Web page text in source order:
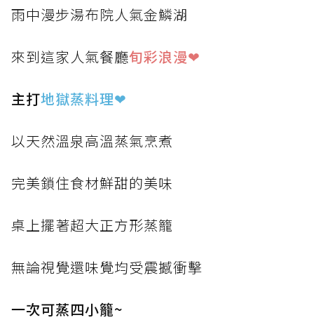
雨中漫步湯布院人氣金鱗湖
來到這家人氣餐廳旬彩浪漫❤
主打地獄蒸料理❤
以天然溫泉高溫蒸氣烹煮
完美鎖住食材鮮甜的美味
桌上擺著超大正方形蒸籠
無論視覺還味覺均受震撼衝擊
一次可蒸四小籠~